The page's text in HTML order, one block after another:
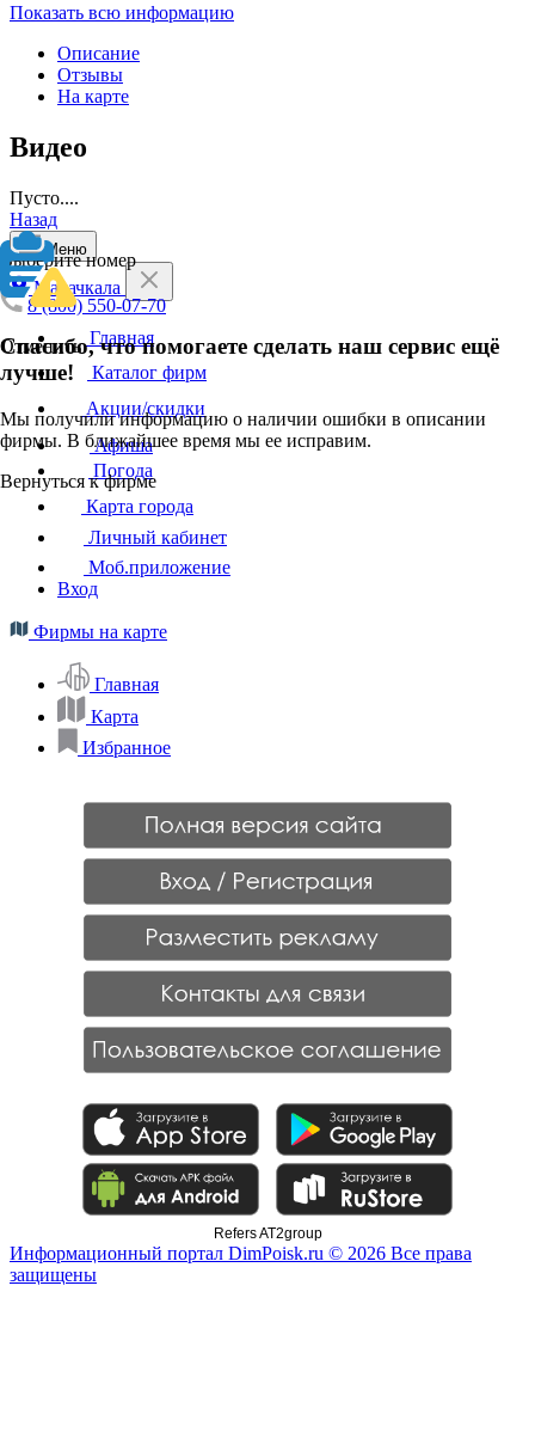
Показать всю информацию
Описание
Отзывы
На карте
Видео
Пусто....
Назад
Выберите номер
8 (800) 550-07-70
Отменить
Спасибо, что помогаете сделать наш сервис ещё
лучше!
Мы получили информацию о наличии ошибки в описании
фирмы. В ближайшее время мы ее исправим.
Вернуться к фирме
Меню
Махачкала
Главная
Каталог фирм
Акции/скидки
Афиша
Погода
Карта города
Личный кабинет
Моб.приложение
Вход
Фирмы на карте
Главная
Карта
Избранное
Refers AT2group
Информационный портал DimPoisk.ru © 2026 Все права
защищены